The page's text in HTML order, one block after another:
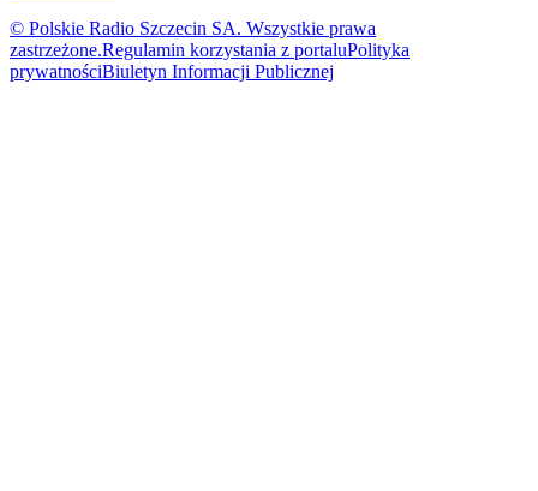
© Polskie Radio Szczecin SA. Wszystkie prawa
zastrzeżone.Regulamin korzystania z portaluPolityka
prywatnościBiuletyn Informacji Publicznej